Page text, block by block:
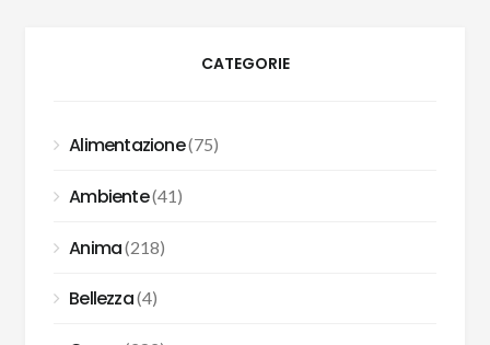
CATEGORIE
Alimentazione(75)
Ambiente(41)
Anima(218)
Bellezza(4)